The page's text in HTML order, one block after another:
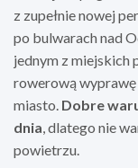
z zupełnie nowej
po bulwarach nad
jednym z miejskich
rowerową
miasto. Dobre
dnia, dlatego nie
powietrzu.